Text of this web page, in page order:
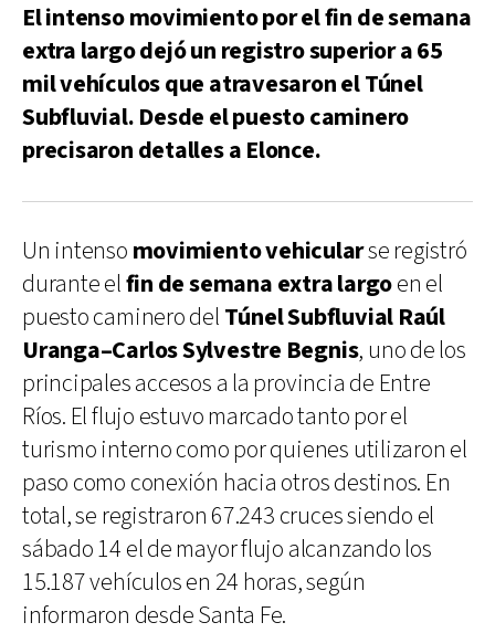
El intenso movimiento por el fin de semana
extra largo dejó un registro superior a 65
mil vehículos que atravesaron el Túnel
Subfluvial. Desde el puesto caminero
precisaron detalles a Elonce.
Un intenso movimiento vehicularse registró
durante elfin de semana extra largoen el
puesto caminero del Túnel Subfluvial Raúl
Uranga–Carlos Sylvestre Begnis, uno de los
principales accesos a la provincia de Entre
Ríos. El flujo estuvo marcado tanto por el
turismo interno como por quienes utilizaron el
paso como conexión hacia otros destinos. En
total, se registraron 67.243 cruces siendo el
sábado 14 el de mayor flujo alcanzando los
15.187 vehículos en 24 horas, según
informaron desde Santa Fe.